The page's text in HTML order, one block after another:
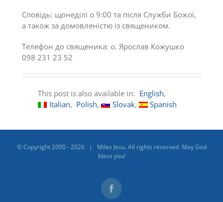
Сповідь: щонеділі o 9:00 та після Служби Божої,
а також за домовленістю із священиком.
Телефон до священика: о. Ярослав Кожушко
098 231 23 52
This post is also available in: English
Italian
Polish Slovak Spanish
© Copyright 2000 -2026 | Miles Jesu. All rights reserved. May God
bless you!
Facebook